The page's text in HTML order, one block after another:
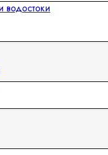
водостоки